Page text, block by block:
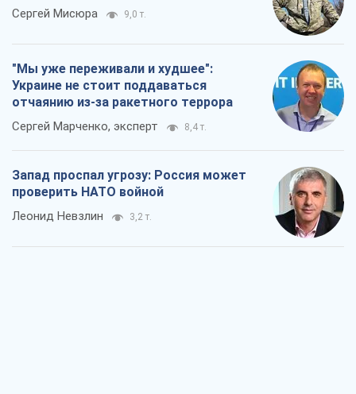
Сергей Мисюра 9,0 т.
"Мы уже переживали и худшее":
Украине не стоит поддаваться
отчаянию из-за ракетного террора
Сергей Марченко, эксперт 8,4 т.
Запад проспал угрозу: Россия может
проверить НАТО войной
Леонид Невзлин 3,2 т.